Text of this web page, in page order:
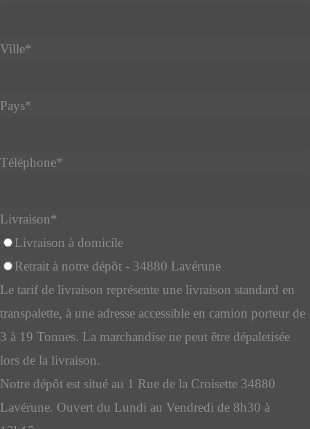
Ville*
Pays*
Téléphone*
Livraison*
Livraison à domicile
Retrait à notre dépôt - 34880 Lavérune
Le tarif de livraison représente une livraison standard en
transpalette, à une adresse accessible en camion porteur de
3 à 19 Tonnes. La marchandise ne peut être dépaletisée
lors de la livraison.
Notre dépôt est situé au 1 Rue de la Croisette 34880
Lavérune. Ouvert du Lundi au Vendredi de 8h30 à